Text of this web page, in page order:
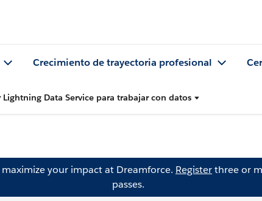
Crecimiento de trayectoria profesional
Lightning Data Service para trabajar con datos
your impact at Dreamforce. Registerthree or
passes.